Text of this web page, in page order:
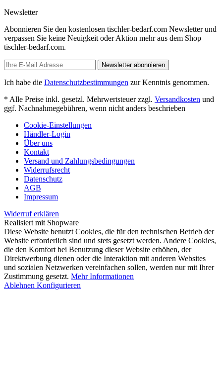
Newsletter
Abonnieren Sie den kostenlosen tischler-bedarf.com Newsletter und
verpassen Sie keine Neuigkeit oder Aktion mehr aus dem Shop
tischler-bedarf.com.
Newsletter abonnieren
Ich habe die Datenschutzbestimmungen zur Kenntnis genommen.
* Alle Preise inkl. gesetzl. Mehrwertsteuer zzgl. Versandkosten und
ggf. Nachnahmegebühren, wenn nicht anders beschrieben
Cookie-Einstellungen
Händler-Login
Über uns
Kontakt
Versand und Zahlungsbedingungen
Widerrufsrecht
Datenschutz
AGB
Impressum
Widerruf erklären
Realisiert mit Shopware
Diese Website benutzt Cookies, die für den technischen Betrieb der
Website erforderlich sind und stets gesetzt werden. Andere Cookies,
die den Komfort bei Benutzung dieser Website erhöhen, der
Direktwerbung dienen oder die Interaktion mit anderen Websites
und sozialen Netzwerken vereinfachen sollen, werden nur mit Ihrer
Zustimmung gesetzt. Mehr Informationen
Ablehnen Konfigurieren